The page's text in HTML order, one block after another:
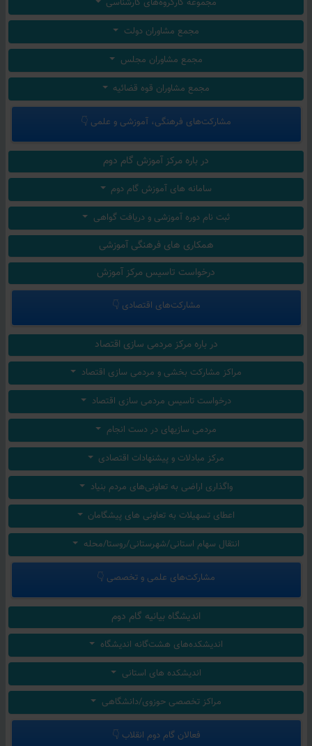
به یاد معمار کبیر انقلاب، استوار بر آرمان‌ها، پیشرو در گام دوم
بیانیه خادم جبهه مردمی گام دوم انقلاب/دیپلماسی، میدان، خیابان/توافق بدون تضمین، و تاکید بر اقتدار ملی.
مجموعه کارگروه‌های کارشناسی
مجمع مشاوران دولت
مجمع مشاوران مجلس
مجمع مشاوران قوه قضائیه
مشارکت‌های فرهنگی، آموزشی و علمی 👇
در باره مرکز آموزش گام دوم
سامانه های آموزش گام دوم
ثبت نام دوره‌ آموزشی و دریافت گواهی
همکاری های فرهنگی آموزشی
درخواست تاسیس مرکز آموزش
مشارکت‌های اقتصادی 👇
در باره مرکز مردمی سازی اقتصاد
مراکز مشارکت بخشی و مردمی سازی اقتصاد
درخواست تاسیس مردمی سازی اقتصاد
مردمی سازیهای در دست انجام
مرکز مبادلات و پیشنهادات اقتصادی
واگذاری اراضی به تعاونی‌های مردم بنیاد
اعطای تسهیلات به تعاونی های پیشگامان
انتقال سهام استانی/شهرستانی/روستا/محله
مشارکت‌های علمی و تخصصی 👇
اندیشگاه بیانیه گام دوم
اندیشکده‌های هشت‌گانه اندیشگاه
اندیشکده های استانی
مراکز تخصصی حوزوی/دانشگاهی
فعالان گام دوم انقلاب 👇